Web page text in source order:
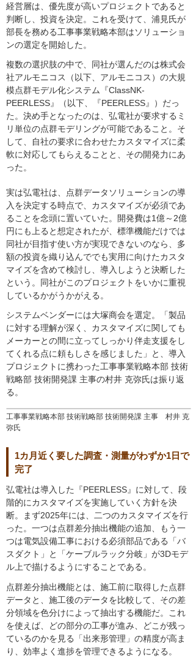
経営層は、優先度が高いプロジェクトであると
判断し、投資を決定。これを受けて、浦見氏が
部長を務める工事事業戦略本部はソリューショ
ンの選定を開始した。
複数の選択肢の中で、同社が選んだのは株式会
社アルモニコス（以下、アルモニコス）の大規
模点群モデル化システム『ClassNK-
PEERLESS』（以下、『PEERLESS』）だっ
た。決め手となったのは、弘電社が要求するミ
リ単位の点群モデリングが可能であること。そ
して、自社の要求に合わせたカスタマイズに柔
軟に対応してもらえることと、その開発力にあ
った。
工事事業戦略本部 技術戦略部 技術開発課 主事 村井 克
弥氏
実は弘電社は、点群データソリューションの導
入を決定する時点で、カスタマイズが必須であ
ることを念頭に置いていた。開発費は1億～2億
円にも上ると想定されたが、標準機能だけでは
同社が目指す使い方が実現できないのなら、多
額の投資を織り込んででも実用に向けたカスタ
マイズを含めて検討し、導入しようと決断した
という。同社がこのプロジェクトをいかに重視
しているかがうかがえる。
システムベンダーには大塚商会を選定。「製品
に対する理解が深く、カスタマイズに関しても
メーカーとの間に立ってしっかり伴走支援をし
てくれる点に頼もしさを感じました」と、導入
プロジェクトに携わった工事事業戦略本部 技術
戦略部 技術開発課 主事の村井 克弥氏は振り返
る。
1カ月近く要した調査・測量がわずか1日で
完了
弘電社は導入した『PEERLESS』に対して、段
階的にカスタマイズを実施していく方針を決
断。まず2025年には、二つのカスタマイズを行
った。一つは点群差分抽出機能の追加、もう一
つは電気設備工事における必須部品である「バ
スダクト」と「ケーブルラック分岐」が3Dモデ
ル上で描けるようにすることである。
点群差分抽出機能とは、施工前に取得した点群
データと、施工後のデータを比較して、その差
分領域を色分けによって抽出する機能だ。これ
を使えば、どの部分の工事が進み、どこが残っ
ているのかを見る「出来形管理」の精度が高ま
り、効率よく進捗を管理できるようになる。